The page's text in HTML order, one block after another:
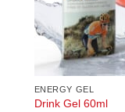
ENERGY GEL
Drink Gel 60ml